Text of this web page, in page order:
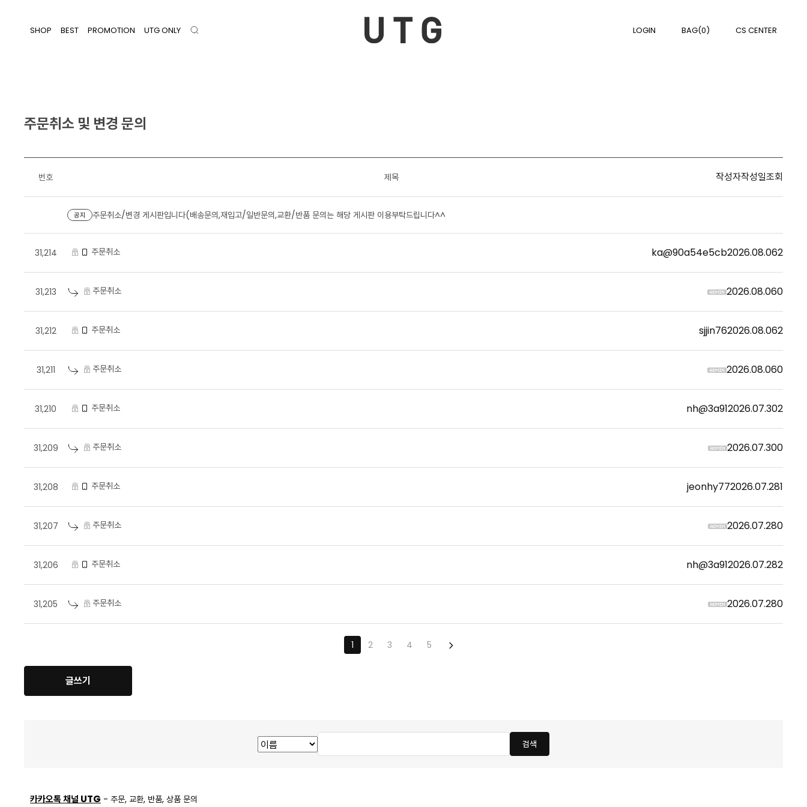
SHOP BEST PROMOTION UTG ONLY LOGIN BAG(0) CS CENTER
주문취소 및 변경 문의
번호 제목 작성자작성일조회
공지 주문취소/변경 게시판입니다(배송문의,재입고/일반문의,교환/반품 문의는 해당 게시판 이용부탁드립니다^^
31,214 주문취소 ka@90a54e5cb2026.08.062
31,213 주문취소 2026.08.060
31,212 주문취소 sjjin762026.08.062
31,211 주문취소 2026.08.060
31,210 주문취소 nh@3a912026.07.302
31,209 주문취소 2026.07.300
31,208 주문취소 jeonhy772026.07.281
31,207 주문취소 2026.07.280
31,206 주문취소 nh@3a912026.07.282
31,205 주문취소 2026.07.280
1 2 3 4 5
글쓰기
검색
카카오톡 채널 UTG - 주문, 교환, 반품, 상품 문의